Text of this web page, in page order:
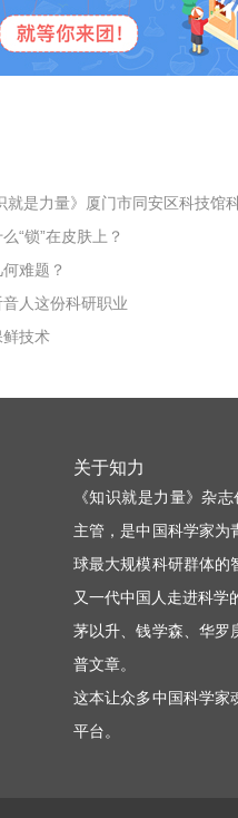
市同安区科技馆科学小记者探寻阿基米德力学
“锁”在皮肤上？
难题？
人这份科研职业
技术
关于知力
《知识就是力量》杂
主管，是中国科学家为
球最大规模科研群体的
又一代中国人走进科学
茅以升、钱学森、华罗
普文章。
这本让众多中国科学家
平台。